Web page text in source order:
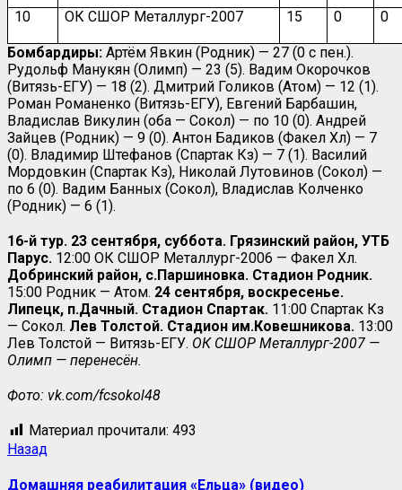
10 ОК СШОР Металлург-2007 15 0 0
Бомбардиры: Артём Явкин (Родник) — 27 (0 с пен.).
Рудольф Манукян (Олимп) — 23 (5). Вадим Окорочков
(Витязь-ЕГУ) — 18 (2). Дмитрий Голиков (Атом) — 12 (1).
Роман Романенко (Витязь-ЕГУ), Евгений Барбашин,
Владислав Викулин (оба — Сокол) — по 10 (0). Андрей
Зайцев (Родник) — 9 (0). Антон Бадиков (Факел Хл) — 7
(0). Владимир Штефанов (Спартак Кз) — 7 (1). Василий
Мордовкин (Спартак Кз), Николай Лутовинов (Сокол) —
по 6 (0). Вадим Банных (Сокол), Владислав Колченко
(Родник) — 6 (1).
16-й тур. 23 сентября, суббота. Грязинский район, УТБ
Парус. 12:00 ОК СШОР Металлург-2006 — Факел Хл.
Добринский район, с.Паршиновка. Стадион Родник.
15:00 Родник — Атом. 24 сентября, воскресенье.
Липецк, п.Дачный. Стадион Спартак. 11:00 Спартак Кз
— Сокол. Лев Толстой. Стадион им.Ковешникова. 13:00
Лев Толстой — Витязь-ЕГУ. ОК СШОР Металлург-2007 —
Олимп — перенесён.
Фото: vk.com/fcsokol48
Материал прочитали: 493
Назад
Домашняя реабилитация «Ельца» (видео)